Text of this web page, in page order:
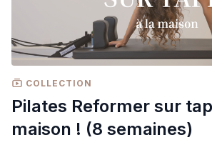
COLLECTION
Pilates Reformer sur
maison ! (8 semaines)